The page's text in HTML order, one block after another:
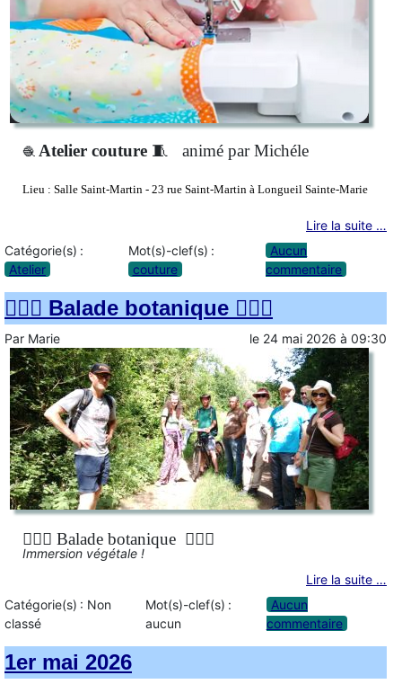
🧶 Atelier couture 🧵 animé par Michéle
Lieu : Salle Saint-Martin - 23 rue Saint-Martin à Longueil Sainte-Marie
Lire la suite …
Catégorie(s) :
Atelier
Mot(s)-clef(s) :
couture
Aucun
commentaire
🚶🏻‍♀️ Balade botanique 🚶🏻‍♂️
Par Marie le 24 mai 2026 à 09:30
🚶🏻‍♀️ Balade botanique 🚶🏻‍♂️
Immersion végétale !
Lire la suite …
Catégorie(s) : Non
classé
Mot(s)-clef(s) :
aucun
Aucun
commentaire
1er mai 2026